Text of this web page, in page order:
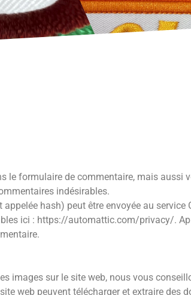
formulaire de commentaire, mais aussi
indésirables.
hash) peut être envoyée au
ici : https://automattic.com/privacy/.
images sur le site web, nous vous
web peuvent télécharger et extraire des